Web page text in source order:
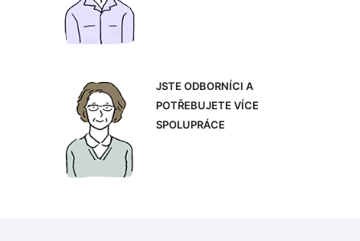
JSTE ODBORNÍCI A
POTŘEBUJETE VÍCE
SPOLUPRÁCE